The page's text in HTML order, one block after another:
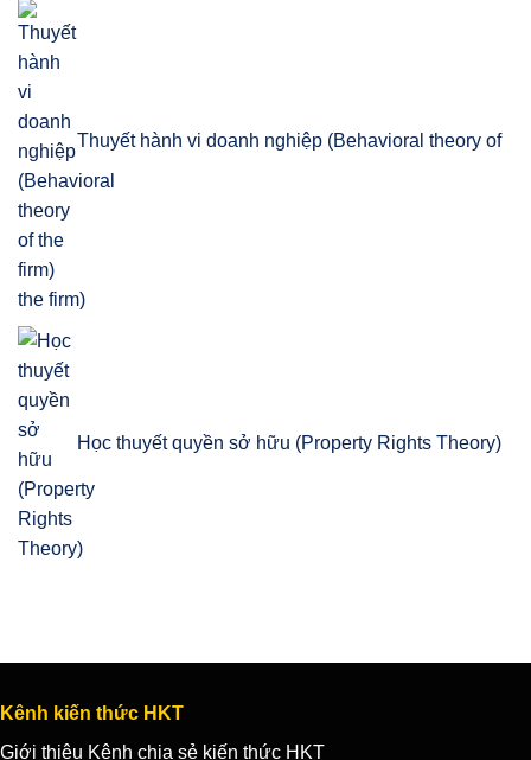
Thuyết hành vi doanh nghiệp (Behavioral theory of
the firm)
Học thuyết quyền sở hữu (Property Rights Theory)
Kênh kiến thức HKT
Giới thiệu Kênh chia sẻ kiến thức HKT